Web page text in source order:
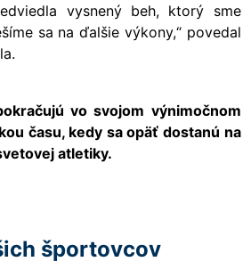
vysnený beh, ktorý sme
sa na ďalšie výkony,“ povedal
vo svojom výnimočnom
času, kedy sa opäť dostanú na
atletiky.
športovcov